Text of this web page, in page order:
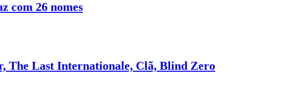
com 26 nomes
The Last Internationale, Clã, Blind Zero